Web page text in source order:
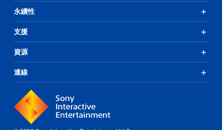
永續性
支援
資源
連線